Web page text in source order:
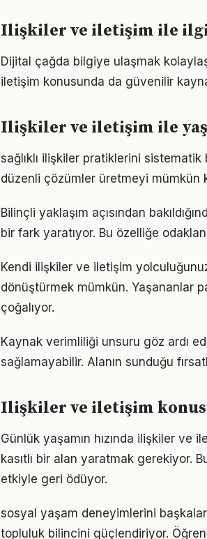
Ilişkiler ve iletişim ile
Dijital çağda bilgiye ulaşmak
iletişim konusunda da güvenilir
Ilişkiler ve iletişim ile
sağlıklı ilişkiler pratiklerini
düzenli çözümler üretmeyi mümkün
Bilinçli yaklaşım açısından
bir fark yaratıyor. Bu özelliğe
Kendi ilişkiler ve iletişim
dönüştürmek mümkün. Yaşananlar
çoğalıyor.
Kaynak verimliliği unsuru göz ardı
sağlamayabilir. Alanın sunduğu
Ilişkiler ve iletişim
Günlük yaşamın hızında ilişkiler
kasıtlı bir alan yaratmak gerekiyor.
etkiyle geri ödüyor.
sosyal yaşam deneyimlerini
topluluk bilincini güçlendiriyor.